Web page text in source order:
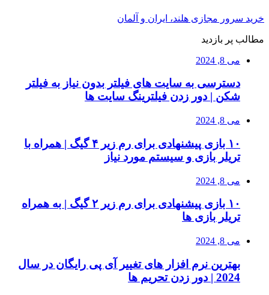
خرید سرور مجازی هلند، ایران و آلمان
مطالب پر بازدید
می 8, 2024
دسترسی به سایت های فیلتر بدون نیاز به فیلتر
شکن | دور زدن فیلترینگ سایت ها
می 8, 2024
۱۰ بازی پیشنهادی برای رم زیر ۴ گیگ | همراه با
تریلر بازی و سیستم مورد نیاز
می 8, 2024
۱۰ بازی پیشنهادی برای رم زیر ۲ گیگ | به همراه
تریلر بازی ها
می 8, 2024
بهترین نرم افزار های تغییر آی پی رایگان در سال
2024 | دور زدن تحریم ها